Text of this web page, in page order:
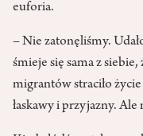
euforia.
– Nie zatonęliśmy.
śmieje się sama z
migrantów straciło życie
łaskawy i przyjazny. Ale